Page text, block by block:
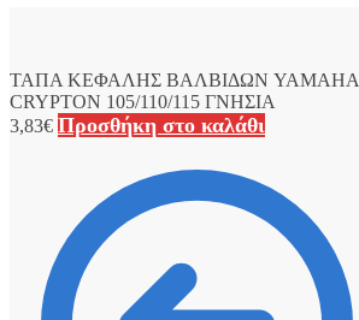
ΤΑΠΑ ΚΕΦΑΛΗΣ ΒΑΛΒΙΔΩΝ YAMAHA
CRYPTON 105/110/115 ΓΝΗΣΙΑ
3,83€ Προσθήκη στο καλάθι